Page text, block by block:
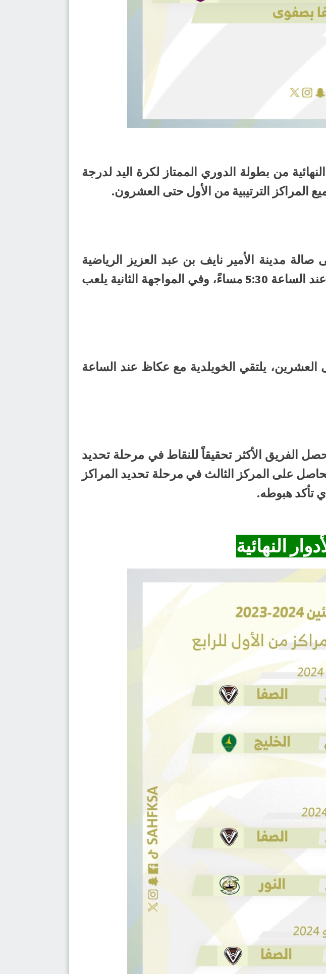
منافسات الأدوار النهائية من بطولة الدوري الممتاز لكرة اليد لدرجة
مدينة الأمير نايف بن عبد العزيز الرياضية
بالقطيف، حيث يلتقي في المباراة الأولى النور مع الصفا عند الساعة 5:30 مساءً، وفي المواجهة الثانية يلعب
يلتقي الخويلدية مع عكاظ عند الساعة
الفريق الأكثر تحقيقاً للنقاط في مرحلة تحديد
الحاصل على المركز الثالث في مرحلة تحديد المراكز
النهائية